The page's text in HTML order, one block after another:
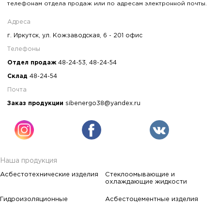
телефонам отдела продаж или по адресам электронной почты.
Адреса
г. Иркутск, ул. Кожзаводская, 6 - 201 офис
Телефоны
Отдел продаж 48-24-53 48-24-54
Склад 48-24-54
Почта
Заказ продукции sibenergo38@yandex.ru
Наша продукция
Асбестотехнические изделия
Стеклоомывающие и
охлаждающие жидкости
Гидроизоляционные
Асбестоцементные изделия